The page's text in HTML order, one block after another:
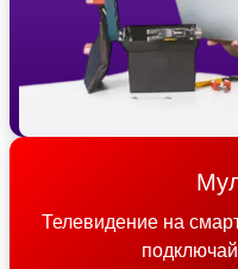
Телевидение на